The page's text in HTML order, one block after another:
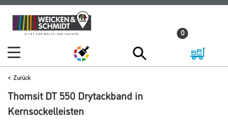
Zum
Inhalt
Zum
Navigationsmenü
0
Zurück
Thomsit DT 550 Drytackband in
Kernsockelleisten